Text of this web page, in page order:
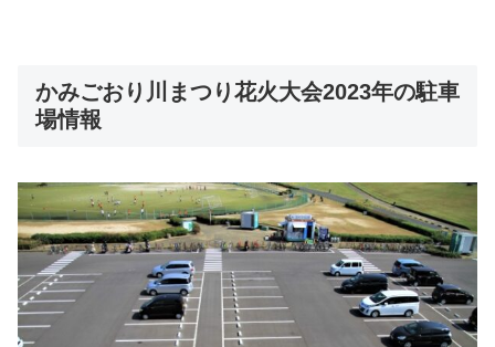
かみごおり川まつり花火大会2023年の駐車
場情報